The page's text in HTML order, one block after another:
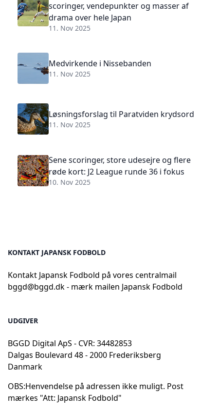
scoringer, vendepunkter og masser af
drama over hele Japan
11. Nov 2025
Medvirkende i Nissebanden
11. Nov 2025
Løsningsforslag til Paratviden krydsord
11. Nov 2025
Sene scoringer, store udesejre og flere
røde kort: J2 League runde 36 i fokus
10. Nov 2025
KONTAKT JAPANSK FODBOLD
Kontakt Japansk Fodbold på vores centralmail
bggd@bggd.dk- mærk mailen Japansk Fodbold
UDGIVER
BGGD Digital ApS - CVR: 34482853
Dalgas Boulevard 48 - 2000 Frederiksberg
Danmark
OBS:Henvendelse på adressen ikke muligt. Post
mærkes "Att: Japansk Fodbold"